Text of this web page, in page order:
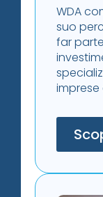
WDA
suo
far
imprese